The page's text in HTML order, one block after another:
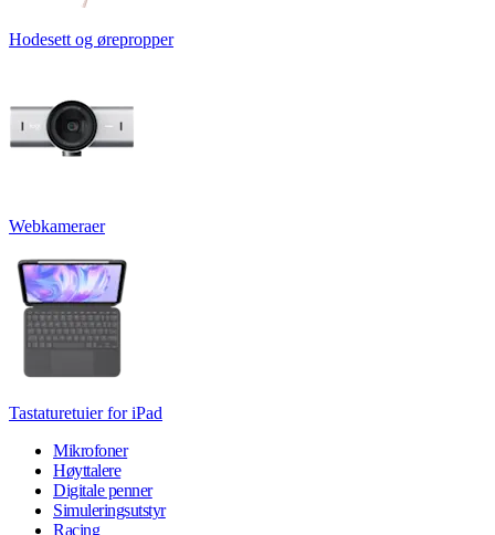
Hodesett og ørepropper
Webkameraer
Tastaturetuier for iPad
Mikrofoner
Høyttalere
Digitale penner
Simuleringsutstyr
Racing